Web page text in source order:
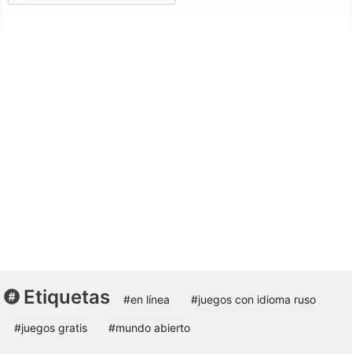
Etiquetas #en línea #juegos con idioma ruso
#juegos gratis #mundo abierto